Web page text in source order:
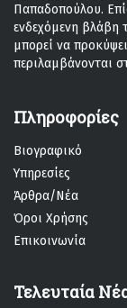
Παπαδοπούλου.
ενδεχόμενη βλάβη
μπορεί να
περιλαμβάνονται
Πληροφορίες
Βιογραφικό
Υπηρεσίες
Άρθρα/Νέα
Όροι Χρήσης
Επικοινωνία
Τελευταία